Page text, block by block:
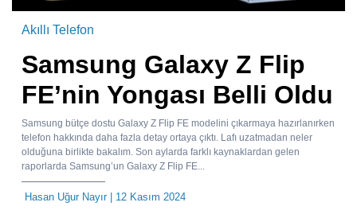
Akıllı Telefon
Samsung Galaxy Z Flip
FE’nin Yongası Belli Oldu
Samsung bütçe dostu Galaxy Z Flip FE modelini çıkarmaya hazırlanırken
telefon hakkında daha fazla detay ortaya çıktı. Lafı uzatmadan neler
olduğuna birlikte bakalım. Son aylarda farklı kaynaklardan gelen
raporlarda Samsung’un Galaxy Z Flip FE...
Hasan Uğur Nayır| 12 Kasım 2024